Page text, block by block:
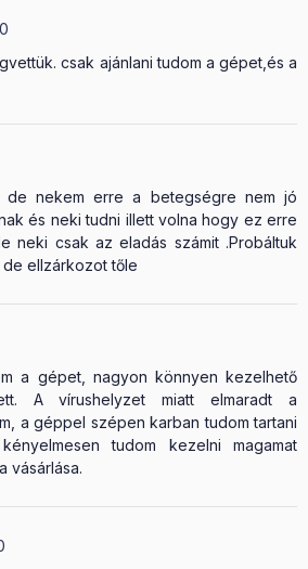
csak ajánlani tudom a gépet,és a
de nekem erre a betegségre nem jó
és neki tudni illett volna hogy ez erre
neki csak az eladás számit .Probáltuk
ellzárkozot tőle
a gépet, nagyon könnyen kezelhető
A vírushelyzet miatt elmaradt a
a géppel szépen karban tudom tartani
tudom kezelni magamat
vásárlása.